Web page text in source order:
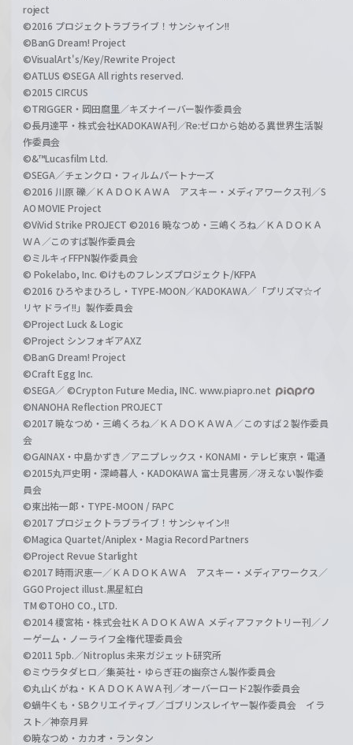
roject
©2016 プロジェクトラブライブ！サンシャイン!!
©BanG Dream! Project
©VisualArt's/Key/Rewrite Project
©ATLUS ©SEGA All rights reserved.
©2015 CIRCUS
©TRIGGER・岡田麿里／キズナイーバー製作委員会
©長月達平・株式会社KADOKAWA刊／Re:ゼロから始める異世界生活製
作委員会
©&™Lucasfilm Ltd.
©SEGA／チェンクロ・フィルムパートナーズ
©2016 川原 礫／ＫＡＤＯＫＡＷＡ アスキー・メディアワークス刊／S
AO MOVIE Project
©ViVid Strike PROJECT ©2016 暁なつめ・三嶋くろね／ＫＡＤＯＫＡ
ＷＡ／このすば製作委員会
©ミルキィFFPN製作委員会
© Pokelabo, Inc. ©けものフレンズプロジェクト/KFPA
©2016 ひろやまひろし・TYPE-MOON／KADOKAWA／「プリズマ☆イ
リヤ ドライ!!」製作委員会
©Project Luck & Logic
©Project シンフォギアAXZ
©BanG Dream! Project
©Craft Egg Inc.
©SEGA／ ©Crypton Future Media, INC. www.piapro.net
©NANOHA Reflection PROJECT
©2017 暁なつめ・三嶋くろね／ＫＡＤＯＫＡＷＡ／このすば２製作委員
会
©GAINAX・中島かずき／アニプレックス・KONAMI・テレビ東京・電通
©2015丸戸史明・深崎暮人・KADOKAWA 富士見書房／冴えない製作委
員会
©東出祐一郎・TYPE-MOON / FAPC
©2017 プロジェクトラブライブ！サンシャイン!!
©Magica Quartet/Aniplex・Magia Record Partners
©Project Revue Starlight
©2017 時雨沢恵一／ＫＡＤＯＫＡＷＡ アスキー・メディアワークス／
GGO Project illust.黒星紅白
TM ©TOHO CO., LTD.
©2014 榎宮祐・株式会社ＫＡＤＯＫＡＷＡ メディアファクトリー刊／ノ
ーゲーム・ノーライフ全権代理委員会
©2011 5pb.／Nitroplus 未来ガジェット研究所
©ミウラタダヒロ／集英社・ゆらぎ荘の幽奈さん製作委員会
©丸山くがね・ＫＡＤＯＫＡＷＡ刊／オーバーロード2製作委員会
©蝸牛くも・SBクリエイティブ／ゴブリンスレイヤー製作委員会 イラ
スト／神奈月昇
©暁なつめ・カカオ・ランタン